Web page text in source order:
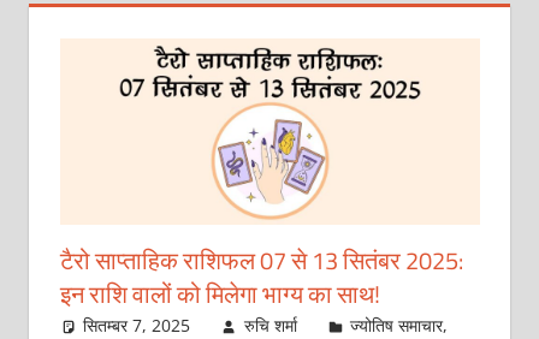
ASTROLOGICAL
JOURNAL
–
ASTROSAGE
MAGAZINE
टैरो साप्ताहिक राशिफल 07 से 13 सितंबर 2025:
इन राशि वालों को मिलेगा भाग्य का साथ!
सितम्बर 7, 2025 रुचि शर्मा ज्योतिष समाचार,